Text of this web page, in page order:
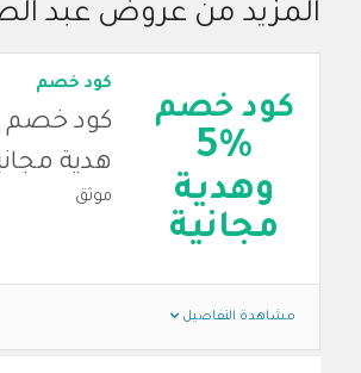
المزيد من عروض عبد
كود خصم
5%
وهدية
مجانية
كود خصم
كود خصم
هدية مجانية
موثق
مشاهدة التفاصيل